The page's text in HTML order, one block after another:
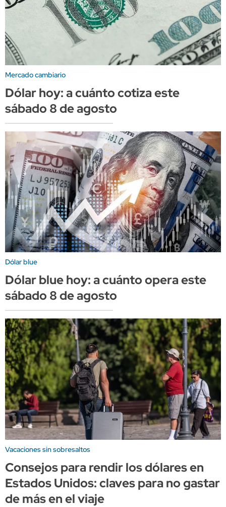
Mercado cambiario
Dólar hoy: a cuánto cotiza este
sábado 8 de agosto
Dólar blue
Dólar blue hoy: a cuánto opera este
sábado 8 de agosto
Vacaciones sin sobresaltos
Consejos para rendir los dólares en
Estados Unidos: claves para no gastar
de más en el viaje